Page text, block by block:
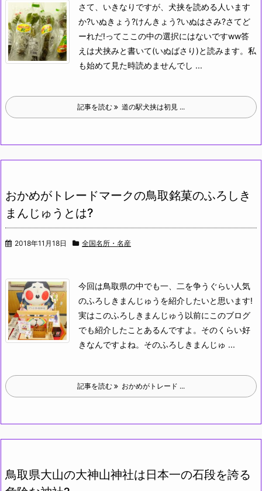
さて、いきなりですが、犬挟を読める人います
か?いぬきょう?けんきょう?いぬはさみ?さてど
ーれだ!ってここの中の選択にはないですww答
えは犬挟みと書いて(いぬばさり)と読みます。私
も始めて見た時読めませんでし ...
記事を読む 道の駅犬挟は初見 ...
おかめがトレードマークの鳥取銘菓のふろしき
まんじゅうとは?
2018年11月18日 全国名所・名産
今回は鳥取県の中でも一、二を争うぐらい人気
のふろしきまんじゅうを紹介したいと思います!
実はこのふろしきまんじゅう以前にこのブログ
でも紹介したことあるんですよ。そのくらい好
きなんですよね。 そのふろしきまんじゅ ...
記事を読む おかめがトレード ...
鳥取県大山の大神山神社は日本一の石段を誇る